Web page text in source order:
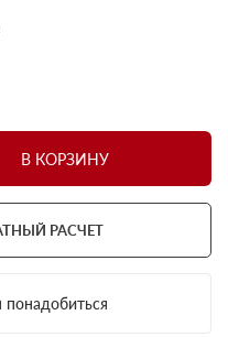
В КОРЗИНУ
РАСЧЕТ
понадобиться